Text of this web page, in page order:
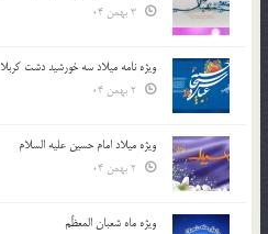
ویژه نامه میلاد سه خورشید دشت کربلا
ویژه میلاد امام حسین علیه السلام
ویژه ماه شعبان المعظّم